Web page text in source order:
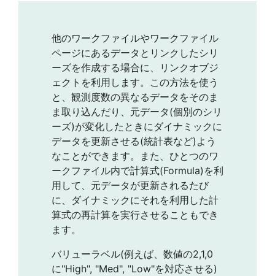
他のワークファイルやワークファイル
ページにあるデータとリンクしたシリ
ーズを作成する場合に、リンクオブジ
ェクトを利用します。この方法を使う
と、観測度数の異なるデータをそのま
ま取り込んだり、元データ(個別のシリ
ーズ)が変化したときにダイナミックに
データを更新させる(統計表など)よう
なことができます。また、ひとつのワ
ークファイル内で計算式(Formula)を利
用して、元データが更新されるたび
に、ダイナミックにそれを利用した計
算式の再計算を実行させることもでき
ます。
バリューラベル(例えば、数値の2,1,0
に"High", "Med", "Low"を対応させる)